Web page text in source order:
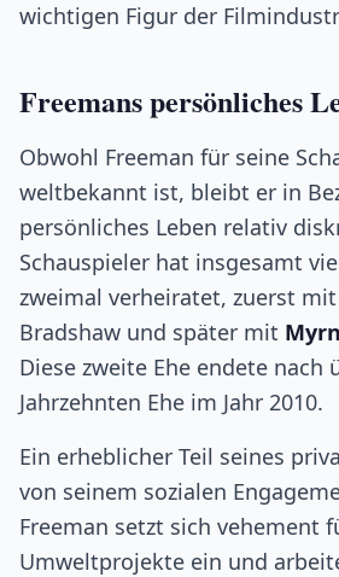
wichtigen Figur der
Freemans persönliches
Obwohl Freeman für seine
weltbekannt ist, bleibt er in
persönliches Leben relativ
Schauspieler hat insgesamt
zweimal verheiratet, zuerst
Bradshaw und später mit
Diese zweite Ehe endete nach
Jahrzehnten Ehe im Jahr 2010.
Ein erheblicher Teil seines
von seinem sozialen
Freeman setzt sich vehement
Umweltprojekte ein und